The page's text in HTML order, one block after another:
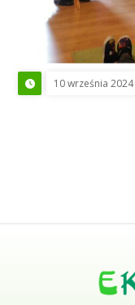
10 września 2024